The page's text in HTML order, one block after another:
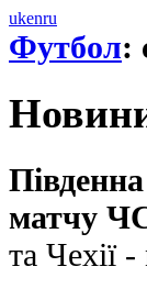
ukenru
Футбол:
матчу
та Чехії